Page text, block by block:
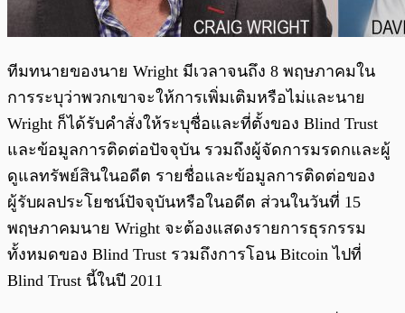
ทีมทนายของนาย Wright มีเวลาจนถึง 8 พฤษภาคมใน
การระบุว่าพวกเขาจะให้การเพิ่มเติมหรือไม่และนาย
Wright ก็ได้รับคำสั่งให้ระบุชื่อและที่ตั้งของ Blind Trust
และข้อมูลการติดต่อปัจจุบัน รวมถึงผู้จัดการมรดกและผู้
ดูแลทรัพย์สินในอดีต รายชื่อและข้อมูลการติดต่อของ
ผู้รับผลประโยชน์ปัจจุบันหรือในอดีต ส่วนในวันที่ 15
พฤษภาคมนาย Wright จะต้องแสดงรายการธุรกรรม
ทั้งหมดของ Blind Trust รวมถึงการโอน Bitcoin ไปที่
Blind Trust นี้ในปี 2011